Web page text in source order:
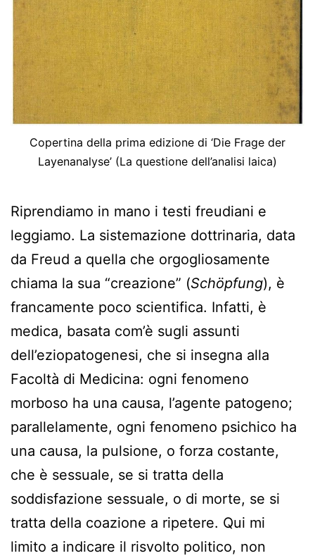
Copertina della prima edizione di ‘Die Frage der
Layenanalyse’ (La questione dell’analisi laica)
Riprendiamo in mano i testi freudiani e
leggiamo. La sistemazione dottrinaria, data
da Freud a quella che orgogliosamente
chiama la sua “creazione” (Schöpfung), è
francamente poco scientifica. Infatti, è
medica, basata com’è sugli assunti
dell’eziopatogenesi, che si insegna alla
Facoltà di Medicina: ogni fenomeno
morboso ha una causa, l’agente patogeno;
parallelamente, ogni fenomeno psichico ha
una causa, la pulsione, o forza costante,
che è sessuale, se si tratta della
soddisfazione sessuale, o di morte, se si
tratta della coazione a ripetere. Qui mi
limito a indicare il risvolto politico, non